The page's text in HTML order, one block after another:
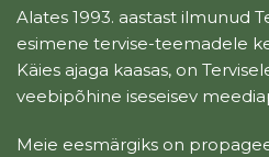
Alates 1993. aastast ilmunud
esimene tervise-teemadele
Käies ajaga kaasas, on
veebipõhine iseseisev
Meie eesmärgiks on